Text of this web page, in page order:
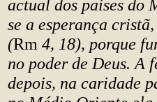
actual dos países do
se a esperança
(Rm 4, 18), porque
no poder de Deus. A
depois, na caridade